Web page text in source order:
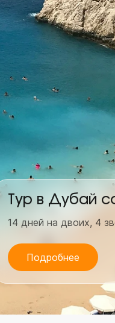
Тур в Дубай
14 дней на двоих, 4
Подробнее